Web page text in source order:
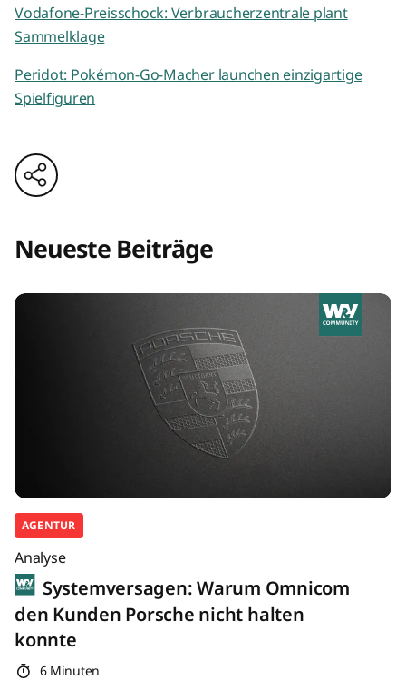
Vodafone-Preisschock: Verbraucherzentrale plant
Sammelklage
Peridot: Pokémon-Go-Macher launchen einzigartige
Spielfiguren
Neueste Beiträge
AGENTUR
Analyse
Systemversagen: Warum Omnicom
den Kunden Porsche nicht halten
konnte
6 Minuten